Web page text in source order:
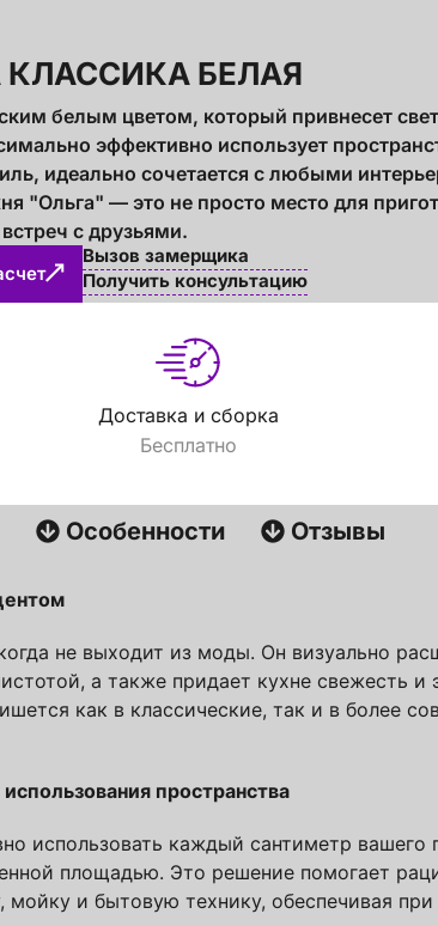
КЛАССИКА БЕЛАЯ
белым цветом, который привнесет
эффективно использует
идеально сочетается с любыми
"Ольга" — это не просто место для
с друзьями.
Вызов замерщика
Получить консультацию
Доставка и сборка
Бесплатно
Особенности Отзывы
не выходит из моды. Он визуально
а также придает кухне свежесть и
как в классические, так и в более
пространства
использовать каждый сантиметр вашего
площадью. Это решение помогает
мойку и бытовую технику, обеспечивая
авторских кухонь
в 2026 году